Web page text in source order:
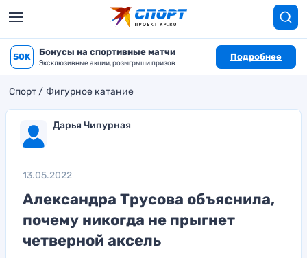
50K Бонусы на спортивные матчи
Эксклюзивные акции, розыгрыши призов
Подробнее
Спорт Фигурное катание
Дарья Чипурная
13.05.2022
Александра Трусова объяснила,
почему никогда не прыгнет
четверной аксель